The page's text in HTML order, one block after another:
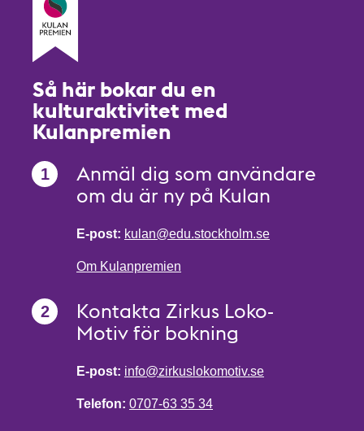
Så här bokar du en
kulturaktivitet med
Kulanpremien
Anmäl dig som användare
om du är ny på Kulan
E-post: kulan@edu.stockholm.se
Om Kulanpremien
Kontakta Zirkus Loko-
Motiv för bokning
E-post: info@zirkuslokomotiv.se
Telefon: 0707-63 35 34